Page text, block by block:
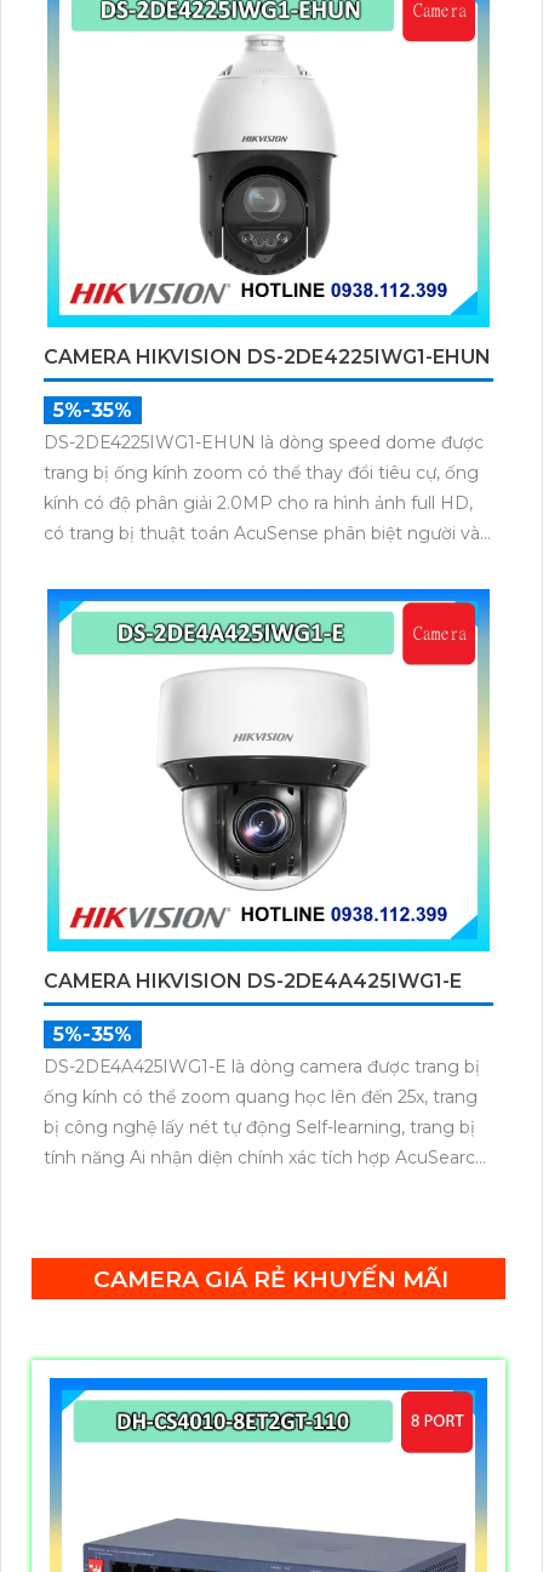
CAMERA HIKVISION DS-2DE4225IWG1-EHUN
5%-35%
DS-2DE4225IWG1-EHUN là dòng speed dome được
trang bị ống kính zoom có thể thay đổi tiêu cự, ống
kính có độ phân giải 2.0MP cho ra hình ảnh full HD,
có trang bị thuật toán AcuSense phân biệt người và
chiều, nhìn ban đêm bằng hồng ngoại 100m.
CAMERA HIKVISION DS-2DE4A425IWG1-E
5%-35%
DS-2DE4A425IWG1-E là dòng camera được trang bị
ống kính có thể zoom quang học lên đến 25x, trang
bị công nghệ lấy nét tự động Self-learning, trang bị
tính năng Ai nhận diện chính xác tích hợp AcuSearch
CAMERA GIÁ RẺ KHUYẾN MÃI